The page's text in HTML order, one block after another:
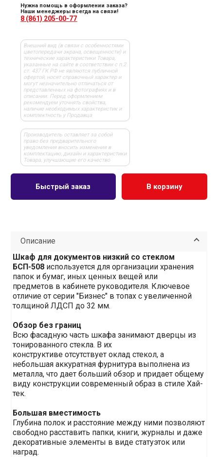
Нужна помощь в оформлении заказа?
Наши менеджеры всегда на связи!
8 (861) 205-00-77
Внешний вид (в связи с особенностями
цветопередачи экрана, освещенности) и
технические характеристики Товара,
указанные на сайте в соответствии с п.2
ст. 437 ГК РФ не являются публичной
офертой, носят справочный характер и
могут незначительно отличаться от
представленных на фотографиях и в
описании. Перед оформлением
рекомендуем уточнять свойства,
наличие необходимых характеристик и
комплектность у Продавца
Производитель оставляет за собой
право без предварительного
уведомления вносить изменения в
комплектацию, дизайн и характеристики
Товара, улучшающие его качество
В корзину
Быстрый заказ
Описание
Шкаф для документов низкий со стеклом
БСП-508 используется для организации хранения
папок и бумаг, иных ценных вещей или
предметов в кабинете руководителя. Ключевое
отличие от серии "Бизнес" в топах с увеличенной
толщиной ЛДСП до 32 мм.
Обзор без границ
Всю фасадную часть шкафа занимают дверцы из
тонированного стекла. В их
конструктиве отсутствует оклад стекол, а
небольшая аккуратная фурнитура выполнена из
металла, что дает больший обзор и придает общему
виду конструкции современный образ в стиле Хай-
тек.
Большая вместимость
Глубина полок и расстояние между ними позволяют
свободно расставить папки, книги, журналы и даже
декоративные элементы в виде статуэток или
наград.